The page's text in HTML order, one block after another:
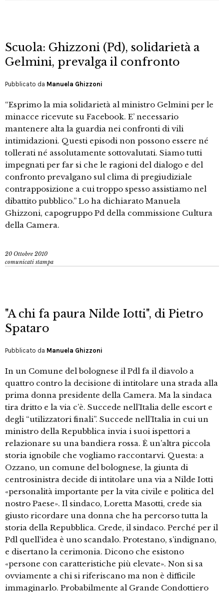
Scuola: Ghizzoni (Pd), solidarietà a
Gelmini, prevalga il confronto
Pubblicato da Manuela Ghizzoni
“Esprimo la mia solidarietà al ministro Gelmini per le
minacce ricevute su Facebook. E’ necessario
mantenere alta la guardia nei confronti di vili
intimidazioni. Questi episodi non possono essere né
tollerati né assolutamente sottovalutati. Siamo tutti
impegnati per far si che le ragioni del dialogo e del
confronto prevalgano sul clima di pregiudiziale
contrapposizione a cui troppo spesso assistiamo nel
dibattito pubblico.” Lo ha dichiarato Manuela
Ghizzoni, capogruppo Pd della commissione Cultura
della Camera.
20 Ottobre 2010
comunicati stampa
"A chi fa paura Nilde Iotti", di Pietro
Spataro
Pubblicato da Manuela Ghizzoni
In un Comune del bolognese il Pdl fa il diavolo a
quattro contro la decisione di intitolare una strada alla
prima donna presidente della Camera. Ma la sindaca
tira dritto e la via c’è. Succede nell’Italia delle escort e
degli “utilizzatori finali”. Succede nell’Italia in cui un
ministro della Repubblica invia i suoi ispettori a
relazionare su una bandiera rossa. È un’altra piccola
storia ignobile che vogliamo raccontarvi. Questa: a
Ozzano, un comune del bolognese, la giunta di
centrosinistra decide di intitolare una via a Nilde Iotti
«personalità importante per la vita civile e politica del
nostro Paese». Il sindaco, Loretta Masotti, crede sia
giusto ricordare una donna che ha percorso tutta la
storia della Repubblica. Crede, il sindaco. Perché per il
Pdl quell’idea è uno scandalo. Protestano, s’indignano,
e disertano la cerimonia. Dicono che esistono
«persone con caratteristiche più elevate». Non si sa
ovviamente a chi si riferiscano ma non è difficile
immaginarlo. Probabilmente al Grande Condottiero